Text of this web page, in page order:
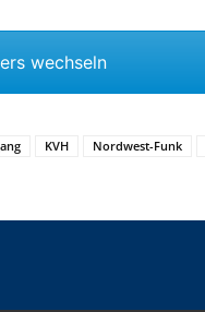
wechseln
KVH Nordwest-Funk